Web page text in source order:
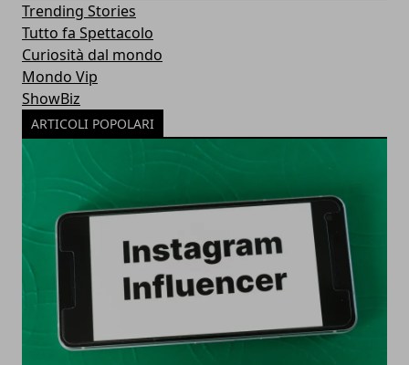
Trending Stories
Tutto fa Spettacolo
Curiosità dal mondo
Mondo Vip
ShowBiz
ARTICOLI POPOLARI